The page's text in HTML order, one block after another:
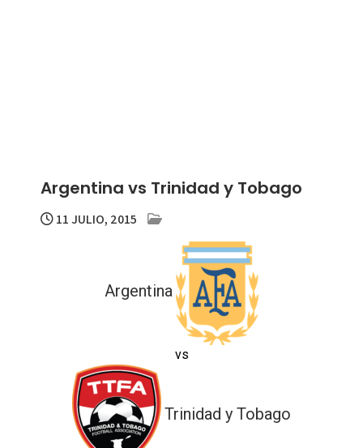
Argentina vs Trinidad y Tobago
11 JULIO, 2015
Argentina
vs
Trinidad y Tobago